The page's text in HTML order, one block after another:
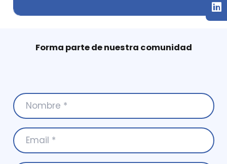
Forma parte de nuestra comunidad